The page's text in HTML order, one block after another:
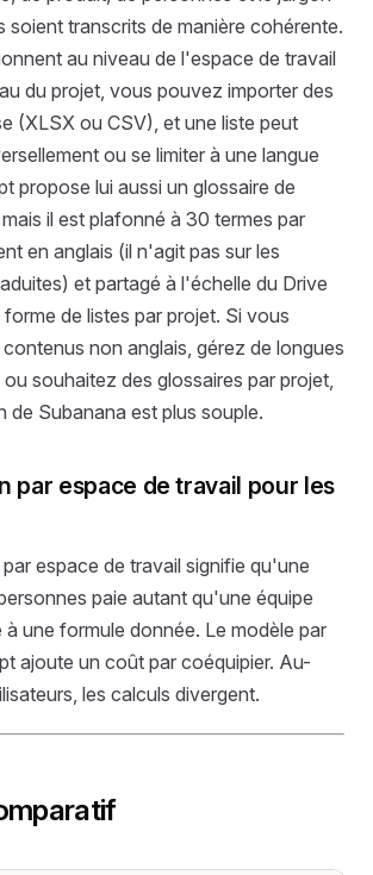
soient transcrits de manière cohérente.
au niveau de l'espace de travail
du projet, vous pouvez importer des
(XLSX ou CSV), et une liste peut
ou se limiter à une langue
propose lui aussi un glossaire de
il est plafonné à 30 termes par
en anglais (il n'agit pas sur les
et partagé à l'échelle du Drive
de listes par projet. Si vous
non anglais, gérez de longues
souhaitez des glossaires par projet,
de Subanana est plus souple.
par espace de travail pour les
espace de travail signifie qu'une
paie autant qu'une équipe
une formule donnée. Le modèle par
ajoute un coût par coéquipier. Au-
les calculs divergent.